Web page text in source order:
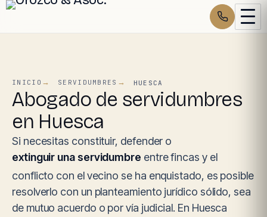
INICIO SERVIDUMBRES HUESCA
Abogado de servidumbres
en Huesca
Si necesitas constituir, defender o
extinguir una servidumbre entre fincas y el
conflicto con el vecino se ha enquistado, es posible
resolverlo con un planteamiento jurídico sólido, sea
de mutuo acuerdo o por vía judicial. En Huesca